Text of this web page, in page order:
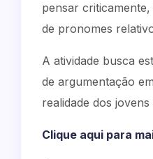
pensar
de pronomes
A atividade busca
de argumentação
realidade dos
Clique aqui para